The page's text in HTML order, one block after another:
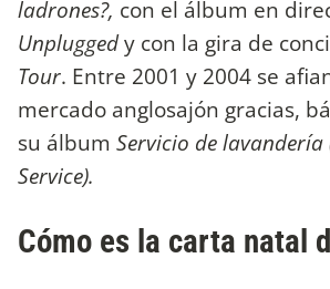
ladrones?, con el álbum en
Unpluggedy con la gira de
Tour. Entre 2001 y 2004 se
mercado anglosajón gracias,
su álbum Servicio de
Service).
Cómo es la carta natal